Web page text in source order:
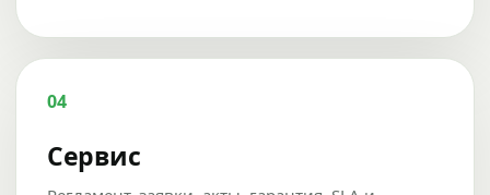
04
Сервис